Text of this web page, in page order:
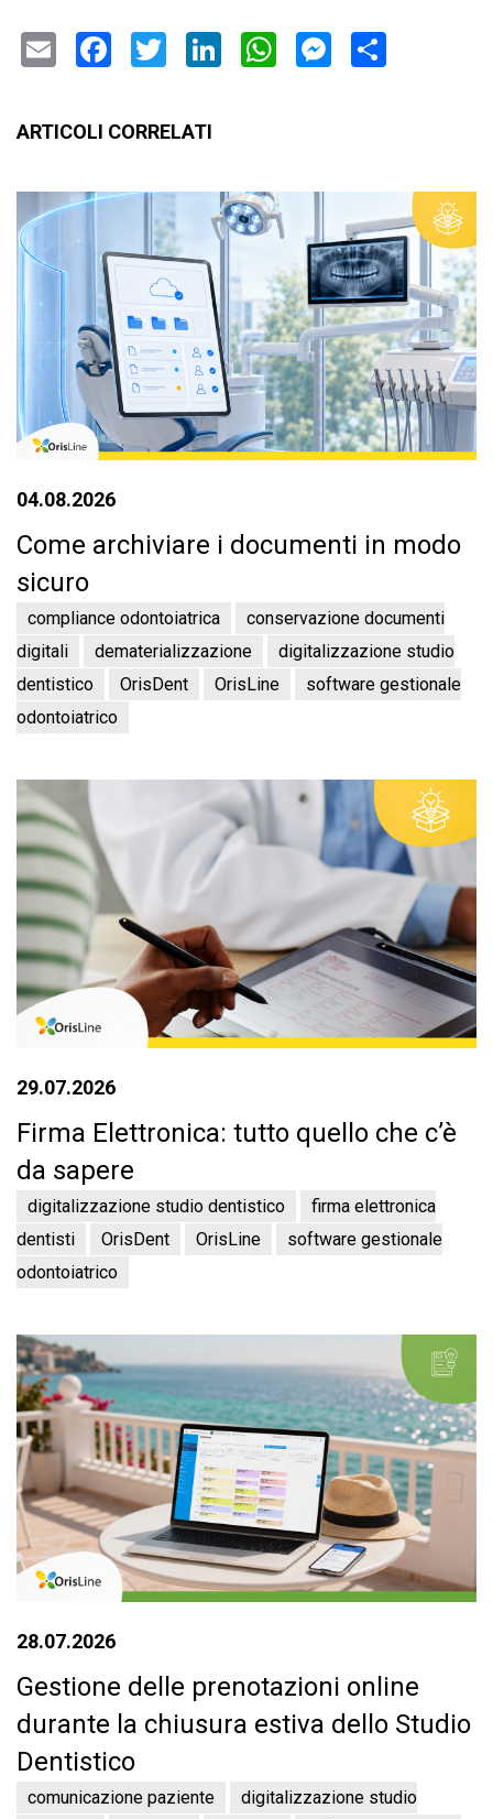
EmailFacebook
TwitterLinkedInWhatsApp
ARTICOLI CORRELATI
04.08.2026
Come archiviare i documenti in modo
sicuro
compliance odontoiatrica
conservazione documenti
digitali
dematerializzazione
digitalizzazione studio
dentistico
OrisDent OrisLine
software gestionale
odontoiatrico
29.07.2026
Firma Elettronica: tutto quello che c’è
da sapere
digitalizzazione studio dentistico
firma elettronica
dentisti
OrisDent OrisLine
software gestionale
odontoiatrico
28.07.2026
Gestione delle prenotazioni online
durante la chiusura estiva dello Studio
Dentistico
comunicazione paziente
digitalizzazione studio